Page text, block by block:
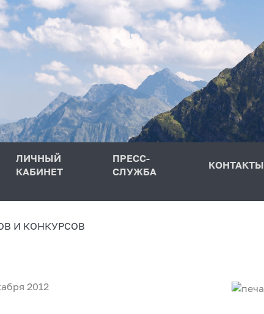
ЛИЧНЫЙ
КАБИНЕТ
ПРЕСС-
СЛУЖБА
КОНТАКТЫ
И КОНКУРСОВ
2012